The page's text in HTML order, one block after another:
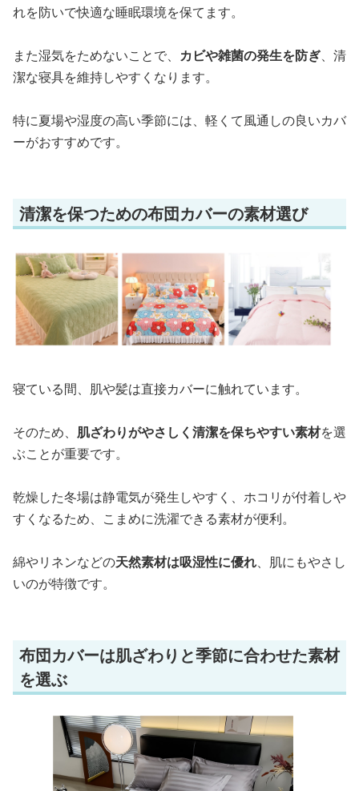
れを防いで快適な睡眠環境を保てます。
また湿気をためないことで、 カビや雑菌の発生を防ぎ、清
潔な寝具を維持しやすくなります。
特に夏場や湿度の高い季節には、軽くて風通しの良いカバ
ーがおすすめです。
清潔を保つための布団カバーの素材選び
寝ている間、肌や髪は直接カバーに触れています。
そのため、 肌ざわりがやさしく清潔を保ちやすい素材を選
ぶことが重要です。
乾燥した冬場は静電気が発生しやすく、ホコリが付着しや
すくなるため、こまめに洗濯できる素材が便利。
綿やリネンなどの天然素材は吸湿性に優れ、肌にもやさし
いのが特徴です。
布団カバーは肌ざわりと季節に合わせた素材
を選ぶ